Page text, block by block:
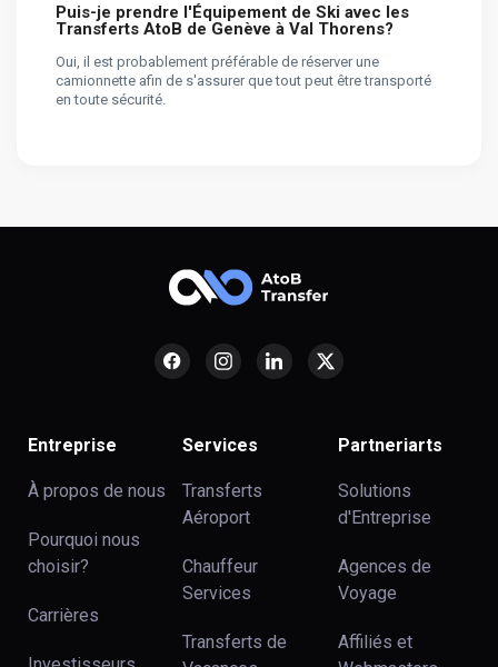
Puis-je prendre l'Équipement de Ski avec les
Transferts AtoB de Genève à Val Thorens?
Oui, il est probablement préférable de réserver une
camionnette afin de s'assurer que tout peut être transporté
en toute sécurité.
Entreprise
À propos de nous
Pourquoi nous
choisir?
Carrières
Services
Transferts
Aéroport
Chauffeur
Services
Transferts de
Partneriarts
Solutions
d'Entreprise
Agences de
Voyage
Affiliés et